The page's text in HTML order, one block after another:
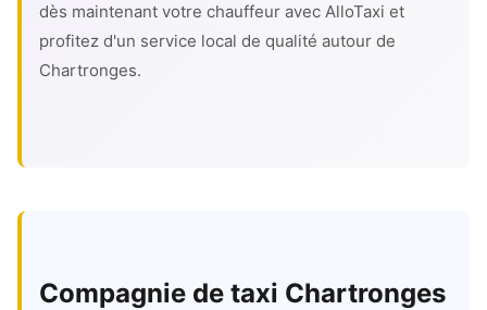
dès maintenant votre chauffeur avec AlloTaxi et
profitez d'un service local de qualité autour de
Chartronges.
Compagnie de taxi Chartronges